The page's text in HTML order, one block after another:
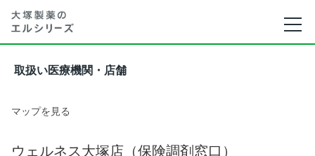
取扱い医療機関・店舗
マップを見る
ウェルネス大塚店（保険調剤窓口）